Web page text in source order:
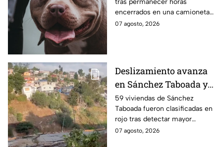
camioneta bajo el calor
en Tijuana; así
lograron rescatarlos
tras permanecer horas
encerrados en una camioneta
bajo altas temperaturas en la
07 agosto, 2026
Deslizamiento avanza
en Sánchez Taboada y
pone en riesgo a 59
viviendas; familias se
niegan a abandonar
sus hogares ⚠️
59 viviendas de Sánchez
Taboada fueron clasificadas en
rojo tras detectar mayor
avance de grietas y riesgo por
07 agosto, 2026